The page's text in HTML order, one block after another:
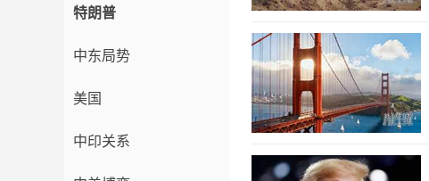
特朗普
中东局势
美国
中印关系